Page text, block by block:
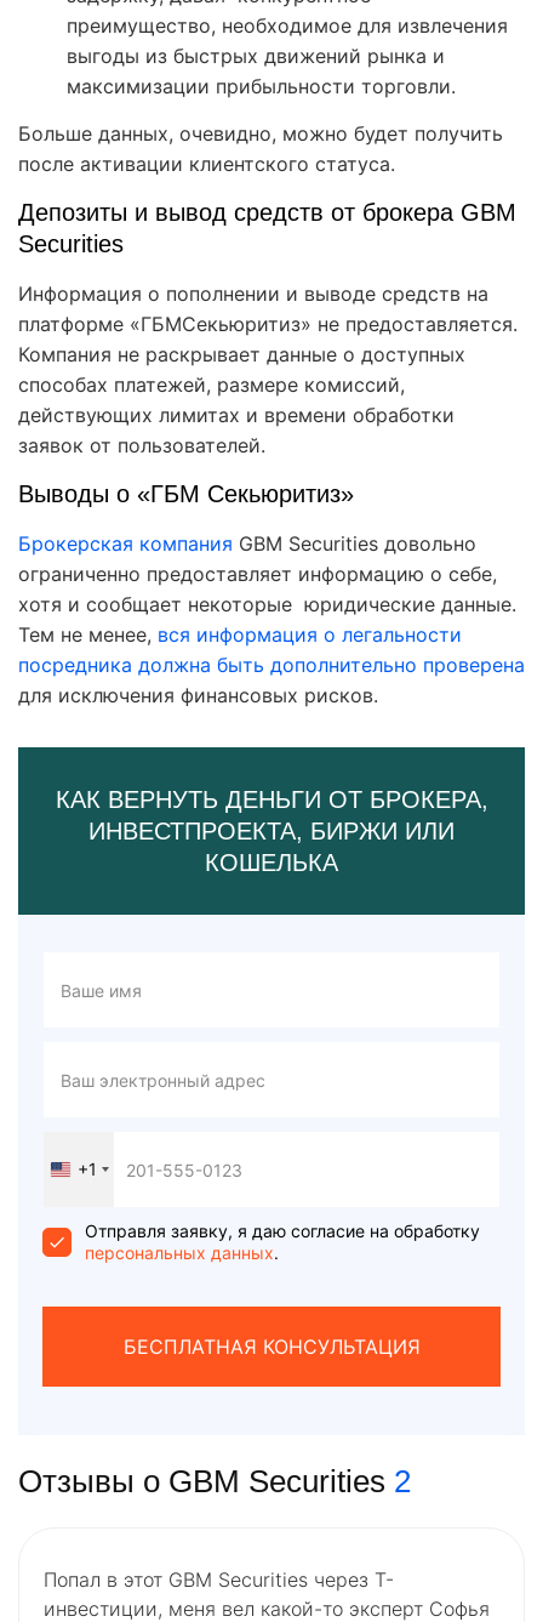
преимущество, необходимое для извлечения
выгоды из быстрых движений рынка и
максимизации прибыльности торговли.
Больше данных, очевидно, можно будет получить
после активации клиентского статуса.
Депозиты и вывод средств от брокера GBM
Securities
Информация о пополнении и выводе средств на
платформе «ГБМСекьюритиз» не предоставляется.
Компания не раскрывает данные о доступных
способах платежей, размере комиссий,
действующих лимитах и времени обработки
заявок от пользователей.
Выводы о «ГБМ Секьюритиз»
Брокерская компания GBM Securities довольно
ограниченно предоставляет информацию о себе,
хотя и сообщает некоторые юридические данные.
Тем не менее, вся информация о легальности
посредника должна быть дополнительно проверена
для исключения финансовых рисков.
КАК ВЕРНУТЬ ДЕНЬГИ ОТ БРОКЕРА,
ИНВЕСТПРОЕКТА, БИРЖИ ИЛИ
КОШЕЛЬКА
United
+1
+1
Отправля заявку, я даю согласие на обработку
персональных данных.
БЕСПЛАТНАЯ КОНСУЛЬТАЦИЯ
Отзывы о GBM Securities 2
Попал в этот GBM Securities через Т-
инвестиции, меня вел какой-то эксперт Софья